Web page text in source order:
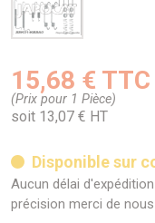
15,68 € TTC
(Prix pour 1 Pièce)
soit 13,07 € HT
Disponible sur
Aucun délai
précision merci de